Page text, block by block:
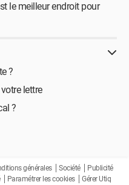
le meilleur endroit pour
?
lettre
?
générales Société
Publicité
Paramétrer les cookies
Gérer Utiq